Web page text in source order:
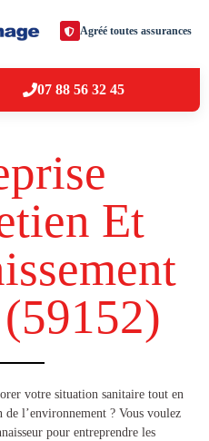
Agréé toutes assurances
07 88 56 32 45
Et
votre situation sanitaire tout en
l’environnement ? Vous voulez
pour entreprendre les